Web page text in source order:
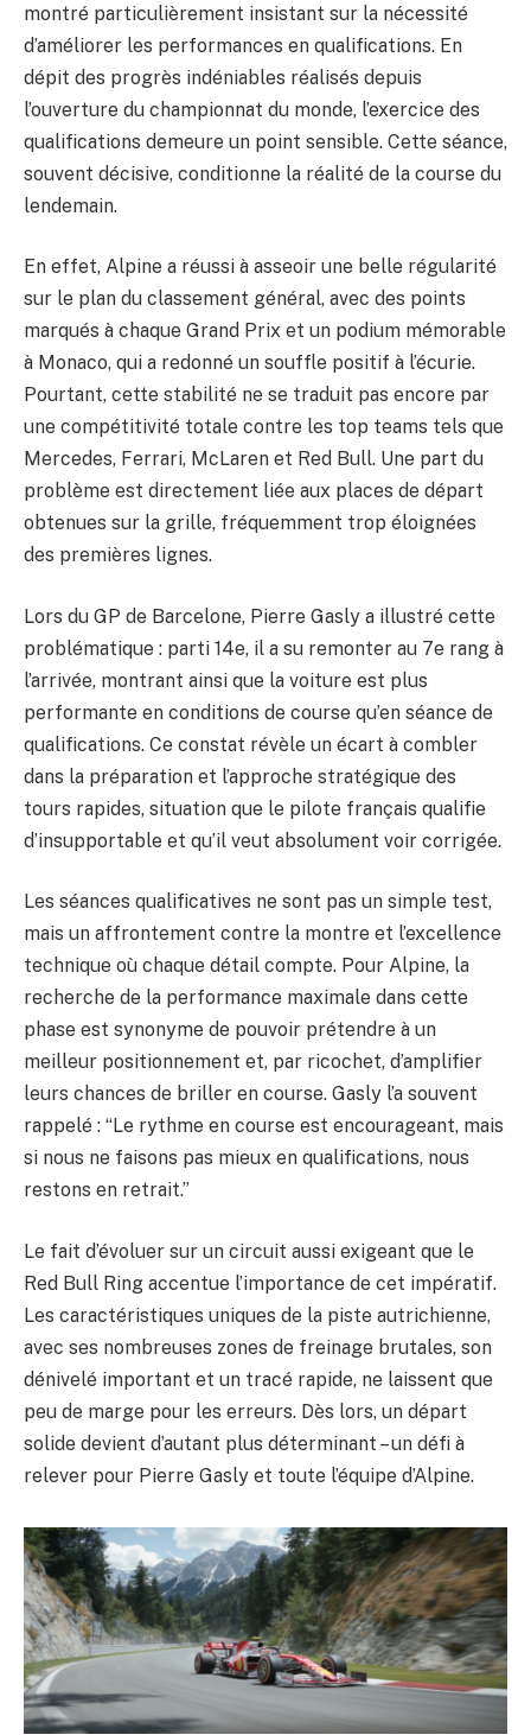
montré particulièrement insistant sur la nécessité
d’améliorer les performances en qualifications. En
dépit des progrès indéniables réalisés depuis
l’ouverture du championnat du monde, l’exercice des
qualifications demeure un point sensible. Cette séance,
souvent décisive, conditionne la réalité de la course du
lendemain.
En effet, Alpine a réussi à asseoir une belle régularité
sur le plan du classement général, avec des points
marqués à chaque Grand Prix et un podium mémorable
à Monaco, qui a redonné un souffle positif à l’écurie.
Pourtant, cette stabilité ne se traduit pas encore par
une compétitivité totale contre les top teams tels que
Mercedes, Ferrari, McLaren et Red Bull. Une part du
problème est directement liée aux places de départ
obtenues sur la grille, fréquemment trop éloignées
des premières lignes.
Lors du GP de Barcelone, Pierre Gasly a illustré cette
problématique : parti 14e, il a su remonter au 7e rang à
l’arrivée, montrant ainsi que la voiture est plus
performante en conditions de course qu’en séance de
qualifications. Ce constat révèle un écart à combler
dans la préparation et l’approche stratégique des
tours rapides, situation que le pilote français qualifie
d’insupportable et qu’il veut absolument voir corrigée.
Les séances qualificatives ne sont pas un simple test,
mais un affrontement contre la montre et l’excellence
technique où chaque détail compte. Pour Alpine, la
recherche de la performance maximale dans cette
phase est synonyme de pouvoir prétendre à un
meilleur positionnement et, par ricochet, d’amplifier
leurs chances de briller en course. Gasly l’a souvent
rappelé : “Le rythme en course est encourageant, mais
si nous ne faisons pas mieux en qualifications, nous
restons en retrait.”
Le fait d’évoluer sur un circuit aussi exigeant que le
Red Bull Ring accentue l’importance de cet impératif.
Les caractéristiques uniques de la piste autrichienne,
avec ses nombreuses zones de freinage brutales, son
dénivelé important et un tracé rapide, ne laissent que
peu de marge pour les erreurs. Dès lors, un départ
solide devient d’autant plus déterminant – un défi à
relever pour Pierre Gasly et toute l’équipe d’Alpine.